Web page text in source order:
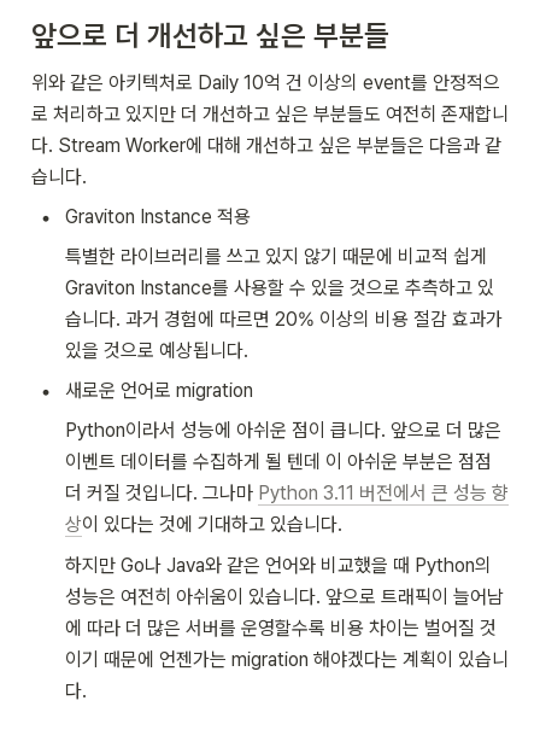
앞으로 더 개선하고 싶은 부분들
위와 같은 아키텍처로 Daily 10억 건 이상의 event를 안정적으
로 처리하고 있지만 더 개선하고 싶은 부분들도 여전히 존재합니
다. Stream Worker에 대해 개선하고 싶은 부분들은 다음과 같
습니다.
•
Graviton Instance 적용
특별한 라이브러리를 쓰고 있지 않기 때문에 비교적 쉽게
Graviton Instance를 사용할 수 있을 것으로 추측하고 있
습니다. 과거 경험에 따르면 20% 이상의 비용 절감 효과가
있을 것으로 예상됩니다.
•
새로운 언어로 migration
Python이라서 성능에 아쉬운 점이 큽니다. 앞으로 더 많은
이벤트 데이터를 수집하게 될 텐데 이 아쉬운 부분은 점점
더 커질 것입니다. 그나마 Python 3.11 버전에서 큰 성능 향
상이 있다는 것에 기대하고 있습니다.
하지만 Go나 Java와 같은 언어와 비교했을 때 Python의
성능은 여전히 아쉬움이 있습니다. 앞으로 트래픽이 늘어남
에 따라 더 많은 서버를 운영할수록 비용 차이는 벌어질 것
이기 때문에 언젠가는 migration 해야겠다는 계획이 있습니
다.